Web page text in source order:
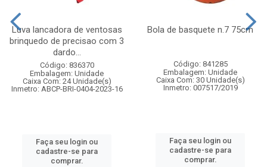
Luva lancadora de ventosas
brinquedo de precisao com 3
dardo...
Código: 836370
Embalagem: Unidade
Caixa Com: 24 Unidade(s)
Inmetro: ABCP-BRI-0404-2023-16
Faça seu login ou
cadastre-se para
comprar.
Bola de basquete n.7 75cm
Código: 841285
Embalagem: Unidade
Caixa Com: 30 Unidade(s)
Inmetro: 007517/2019
Faça seu login ou
cadastre-se para
comprar.